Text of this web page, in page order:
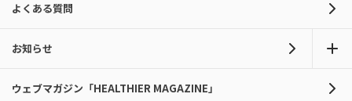
よくある質問
お知らせ
ウェブマガジン「HEALTHIER MAGAZINE」